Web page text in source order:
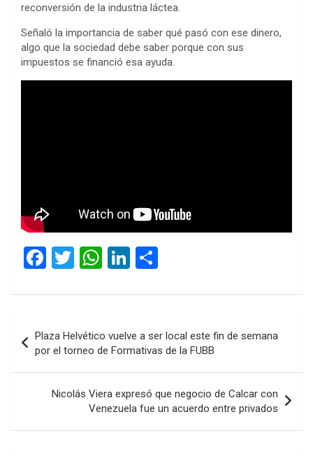
reconversión de la industria láctea.
Señaló la importancia de saber qué pasó con ese dinero,
algo que la sociedad debe saber porque con sus
impuestos se financió esa ayuda.
F
ce
o
o
k
T
tt
er
W
at
A
p
p
Li
ke
n
m
p
ar
tir
de
entradas
Plaza Helvético vuelve a ser local este fin de semana
por el torneo de Formativas de la FUBB
Nicolás Viera expresó que negocio de Calcar con
Venezuela fue un acuerdo entre privados